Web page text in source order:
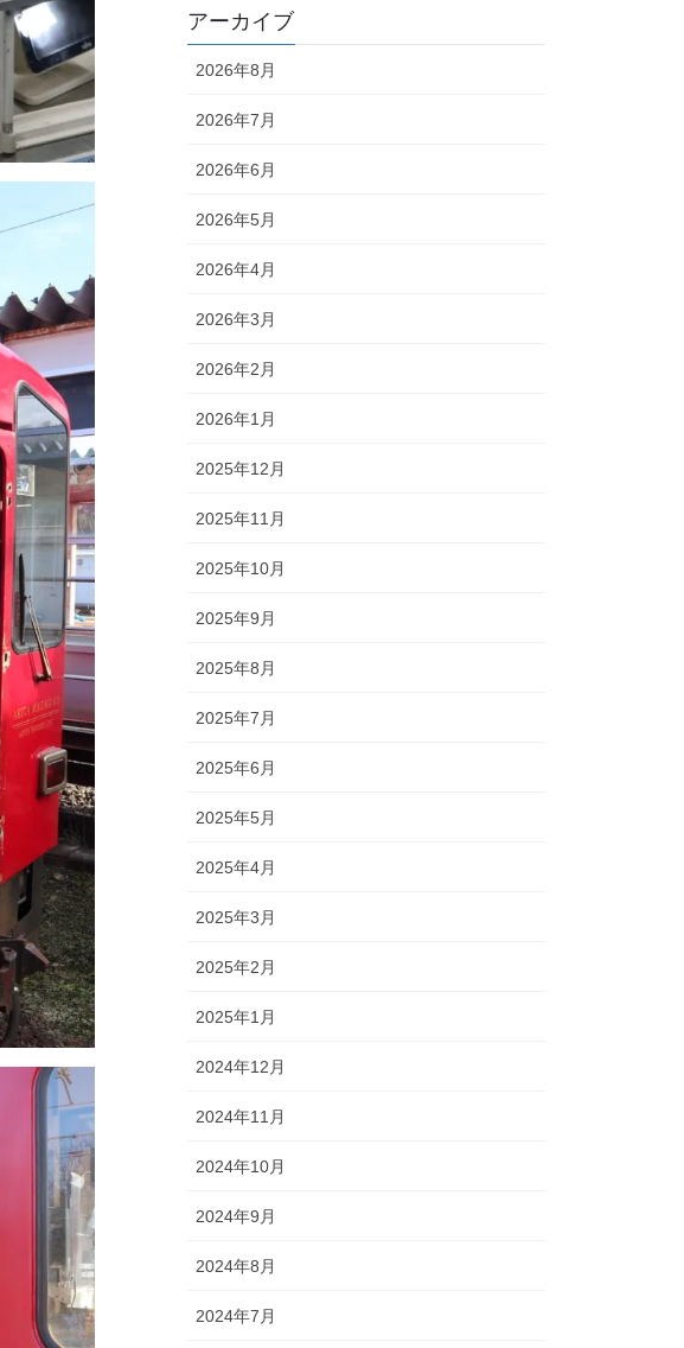
アーカイブ
2026年8月
2026年7月
2026年6月
2026年5月
2026年4月
2026年3月
2026年2月
2026年1月
2025年12月
2025年11月
2025年10月
2025年9月
2025年8月
2025年7月
2025年6月
2025年5月
2025年4月
2025年3月
2025年2月
2025年1月
2024年12月
2024年11月
2024年10月
2024年9月
2024年8月
2024年7月